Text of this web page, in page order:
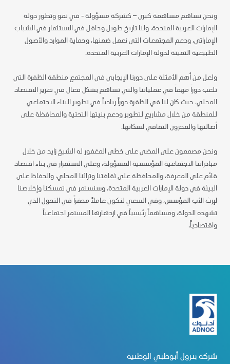
ونحن نساهم مساهمة كبرى – كشركة مسؤولة - في نمو وتطور دولة
الإمارات العربية المتحدة، ولنا تاريخ طويل وحافل في الاستثمار في الشباب
الإماراتي، ودعم المجتمعات التي نعمل ضمنها، وحماية الموارد والأصول
الطبيعية الثمينة لدولة الإمارات العربية المتحدة.
ولعل من أهم الأمثلة على دورنا الإيجابي في المجتمع منطقة الظفرة التي
تلعب دوراً مهماً في عملياتنا والتي تساهم بشكل فعال في تعزيز الاقتصاد
المحلي، حيث كان لنا في الظفرة دوراً ريادياً في تطوير البناء الاجتماعي
للمنطقة من خلال مشاريع لتطوير ودعم بنيتها التحتية والمحافظة على
أصالتها والمخزون الثقافي لسكانها.
ونحن مصممون على المضي على خطى المغفور له الشيخ زايد من خلال
مبادراتنا الاجتماعية المؤسسية المسؤولة، وعلى الاستمرار في بناء اقتصاد
قائم على المعرفة، والمحافظة على ثقافتنا وتراثنا المحلي، والحفاظ على
البيئة في دولة الإمارات العربية المتحدة. وسنستمر في تمسكنا وإخلاصنا
لإرث الأب المؤسس، وفي السعي لنكون عاملاً محفزاً في التحول الذي
تشهده الدولة، ومساهماً رئيسياً في ازدهارها المستمر اجتماعياً
واقتصادياً.
شركة بترول أبوظبي الوطنية